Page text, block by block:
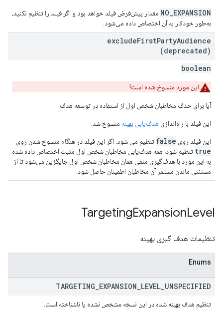
NO_EXPANSION مقدار پیش‌فرض فیلد خواهد بود و اگر فیلد را تنظیم نکنید،
به‌طور خودکار به آن اختصاص داده می‌شود.
excludeFirstPartyAudience
(deprecated)
boolean
این مورد منسوخ شده است!
آیا برای حذف مخاطبان شخص اول از استفاده در توسعه هدف.
این فیلد با راه‌اندازی هدف‌یابی بهینه منسوخ شد.
این فیلد روی false تنظیم می شود. اگر این فیلد در هنگام منسوخ شدن روی
true تنظیم شود، همه هدف‌یابی مخاطبان شخص اول مثبت اختصاص داده شده
به این مورد با هدف‌گیری منفی همان مخاطبان شخص اول جایگزین می‌شود تا از
مستثنی ماندن مستمر آن مخاطبان اطمینان حاصل شود.
TargetingExpansionLevel
تنظیمات هدف گیری بهینه
Enums
TARGETING EXPANSION LEVEL UNSPECIFIED
تنظیم هدف بهینه شده در این نسخه مشخص نشده یا ناشناخته است.